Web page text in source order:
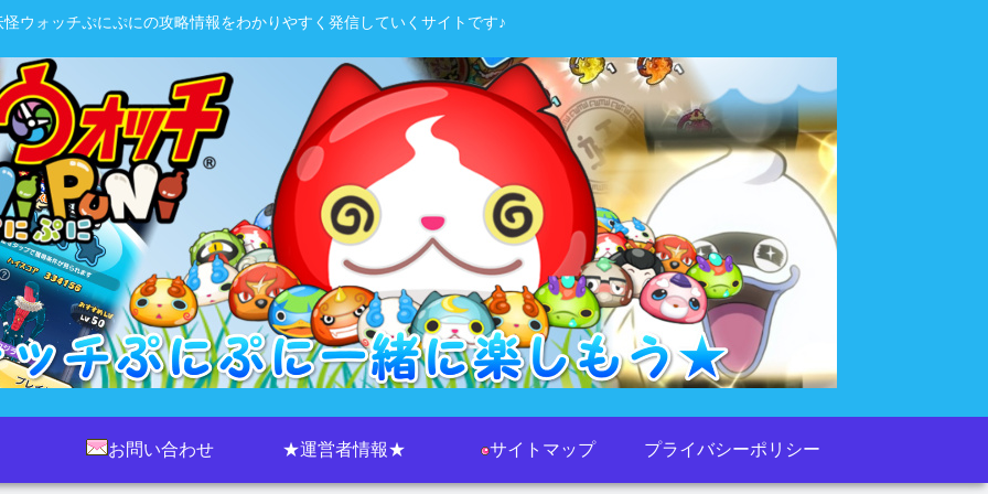
怪ウォッチぷにぷにの攻略情報をわかりやすく発信していくサイトです♪
お問い合わせ ★運営者情報★ サイトマップ プライバシーポリシー